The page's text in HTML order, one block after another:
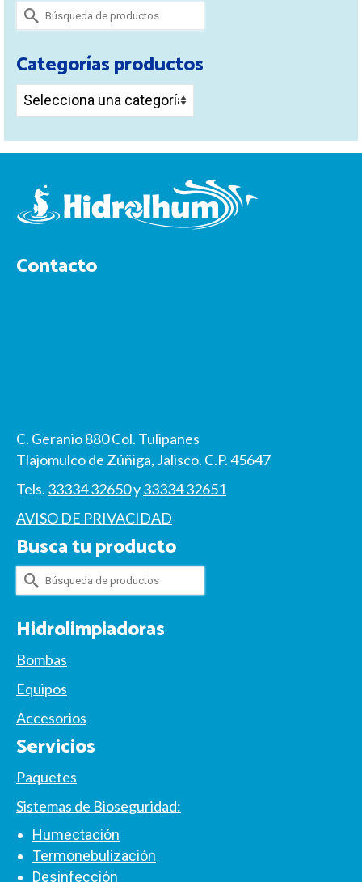
Buscar
por:
Categorías productos
Contacto
C. Geranio 880 Col. Tulipanes
Tlajomulco de Zúñiga, Jalisco. C.P. 45647
Tels. 33334 32650y33334 32651
AVISO DE PRIVACIDAD
Busca tu producto
Buscar
por:
Hidrolimpiadoras
Bombas
Equipos
Accesorios
Servicios
Paquetes
Sistemas de Bioseguridad:
Humectación
Termonebulización
Desinfección